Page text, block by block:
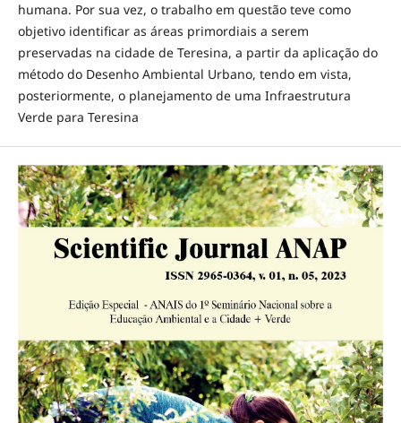
humana. Por sua vez, o trabalho em questão teve como
objetivo identificar as áreas primordiais a serem
preservadas na cidade de Teresina, a partir da aplicação do
método do Desenho Ambiental Urbano, tendo em vista,
posteriormente, o planejamento de uma Infraestrutura
Verde para Teresina